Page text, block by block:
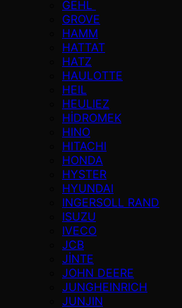
GEHL
GROVE
HAMM
HATTAT
HATZ
HAULOTTE
HEIL
HEULIEZ
HİDROMEK
HINO
HITACHI
HONDA
HYSTER
HYUNDAI
INGERSOLL RAND
ISUZU
IVECO
JCB
JİNTE
JOHN DEERE
JUNGHEINRICH
JUNJIN